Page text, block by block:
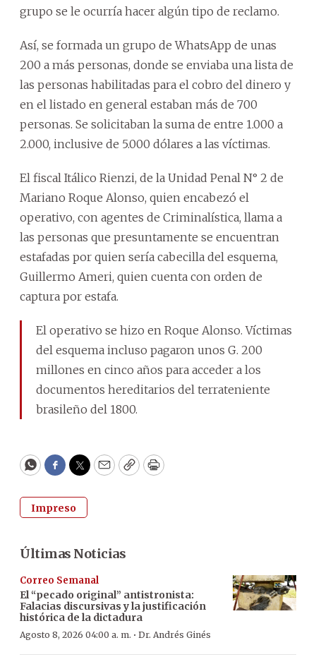
grupo se le ocurría hacer algún tipo de reclamo.
Así, se formada un grupo de WhatsApp de unas
200 a más personas, donde se enviaba una lista de
las personas habilitadas para el cobro del dinero y
en el listado en general estaban más de 700
personas. Se solicitaban la suma de entre 1.000 a
2.000, inclusive de 5.000 dólares a las víctimas.
El fiscal Itálico Rienzi, de la Unidad Penal N° 2 de
Mariano Roque Alonso, quien encabezó el
operativo, con agentes de Criminalística, llama a
las personas que presuntamente se encuentran
estafadas por quien sería cabecilla del esquema,
Guillermo Ameri, quien cuenta con orden de
captura por estafa.
El operativo se hizo en Roque Alonso. Víctimas
del esquema incluso pagaron unos G. 200
millones en cinco años para acceder a los
documentos hereditarios del terrateniente
brasileño del 1800.
WhatsApp
Facebook
Twitter
EmailCopyPrint
Impreso
Últimas Noticias
Correo Semanal
El “pecado original” antistronista:
Falacias discursivas y la justificación
histórica de la dictadura
Agosto 8, 2026 04:00 a. m. · Dr. Andrés Ginés